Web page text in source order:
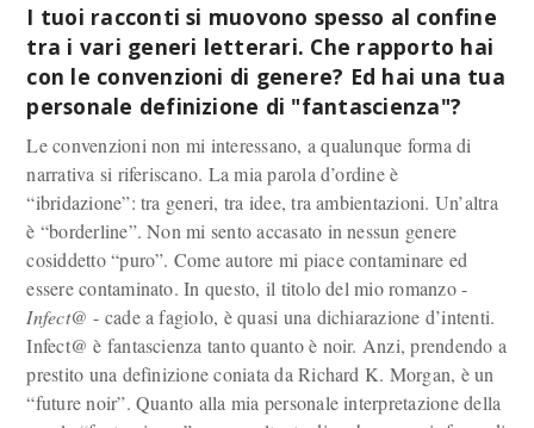
I tuoi racconti si muovono spesso al confine
tra i vari generi letterari. Che rapporto hai
con le convenzioni di genere? Ed hai una tua
personale definizione di "fantascienza"?
Le convenzioni non mi interessano, a qualunque forma di
narrativa si riferiscano. La mia parola d’ordine è
“ibridazione”: tra generi, tra idee, tra ambientazioni. Un’altra
è “borderline”. Non mi sento accasato in nessun genere
cosiddetto “puro”. Come autore mi piace contaminare ed
essere contaminato. In questo, il titolo del mio romanzo -
Infect@ - cade a fagiolo, è quasi una dichiarazione d’intenti.
Infect@ è fantascienza tanto quanto è noir. Anzi, prendendo a
prestito una definizione coniata da Richard K. Morgan, è un
“future noir”. Quanto alla mia personale interpretazione della